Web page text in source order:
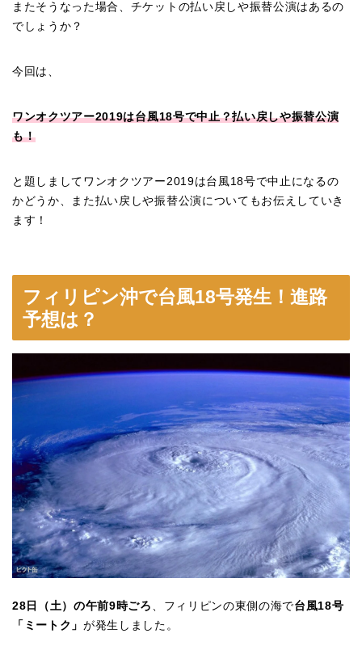
またそうなった場合、チケットの払い戻しや振替公演はあるの
でしょうか？
今回は、
ワンオクツアー2019は台風18号で中止？払い戻しや振替公演
も！
と題しましてワンオクツアー2019は台風18号で中止になるの
かどうか、また払い戻しや振替公演についてもお伝えしていき
ます！
フィリピン沖で台風18号発生！進路
予想は？
28日（土）の午前9時ごろ 、フィリピンの東側の海で台風18号
「ミートク」が発生しました。